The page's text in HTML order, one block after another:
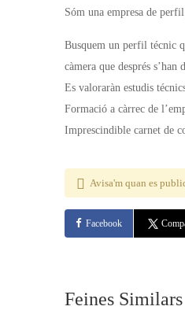
Sóm una empresa de
Busquem un perfil técnic
càmera que després
Es valoraràn estudis
Formació a càrrec de
Imprescindible carnet de
Avisa'm quan es
Facebook
Feines Similars